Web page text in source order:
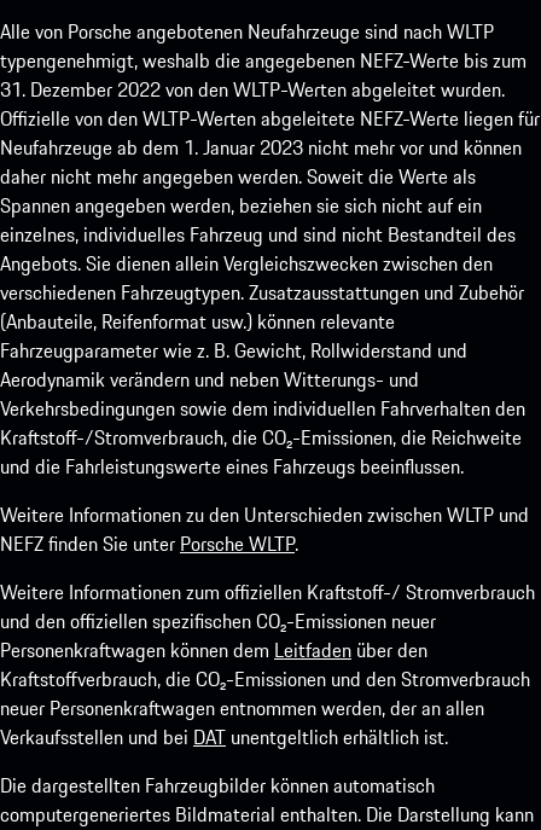
Alle von Porsche angebotenen Neufahrzeuge sind nach WLTP
typengenehmigt, weshalb die angegebenen NEFZ-Werte bis zum
31. Dezember 2022 von den WLTP-Werten abgeleitet wurden.
Offizielle von den WLTP-Werten abgeleitete NEFZ-Werte liegen für
Neufahrzeuge ab dem 1. Januar 2023 nicht mehr vor und können
daher nicht mehr angegeben werden. Soweit die Werte als
Spannen angegeben werden, beziehen sie sich nicht auf ein
einzelnes, individuelles Fahrzeug und sind nicht Bestandteil des
Angebots. Sie dienen allein Vergleichszwecken zwischen den
verschiedenen Fahrzeugtypen. Zusatzausstattungen und Zubehör
(Anbauteile, Reifenformat usw.) können relevante
Fahrzeugparameter wie z. B. Gewicht, Rollwiderstand und
Aerodynamik verändern und neben Witterungs- und
Verkehrsbedingungen sowie dem individuellen Fahrverhalten den
Kraftstoff-/Stromverbrauch, die CO₂-Emissionen, die Reichweite
und die Fahrleistungswerte eines Fahrzeugs beeinflussen.
Weitere Informationen zu den Unterschieden zwischen WLTP und
NEFZ finden Sie unter Porsche WLTP.
Weitere Informationen zum offiziellen Kraftstoff-/ Stromverbrauch
und den offiziellen spezifischen CO₂-Emissionen neuer
Personenkraftwagen können dem Leitfaden über den
Kraftstoffverbrauch, die CO₂-Emissionen und den Stromverbrauch
neuer Personenkraftwagen entnommen werden, der an allen
Verkaufsstellen und bei DAT unentgeltlich erhältlich ist.
Die dargestellten Fahrzeugbilder können automatisch
computergeneriertes Bildmaterial enthalten. Die Darstellung kann